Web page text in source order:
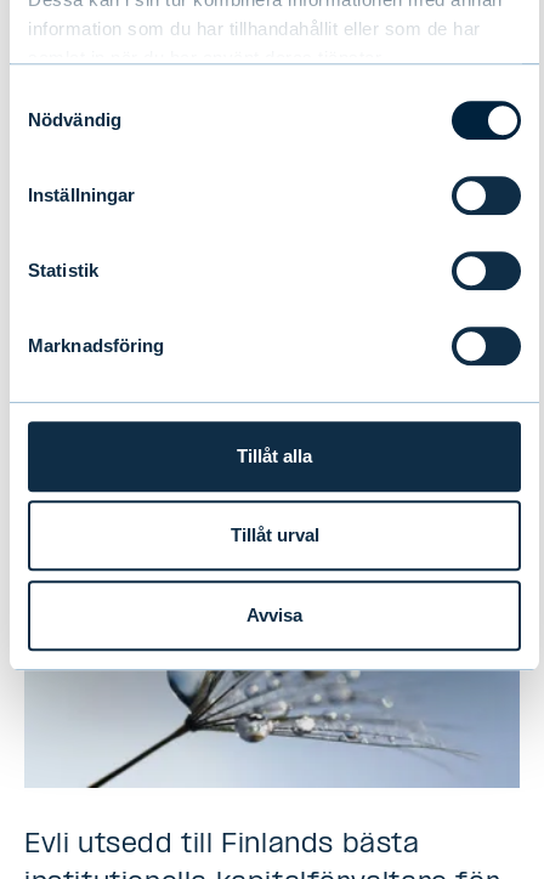
information som du har tillhandahållit eller som de har
Nödvändig
Inställningar
Statistik
Marknadsföring
Tillåt alla
Tillåt urval
Avvisa
Evli rekryterar Director of Sales
Development i Sverige
01.07.2026
Evli utsedd till Finlands bästa